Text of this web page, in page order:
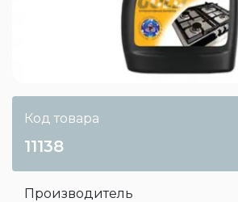
Код товара
11138
Производитель